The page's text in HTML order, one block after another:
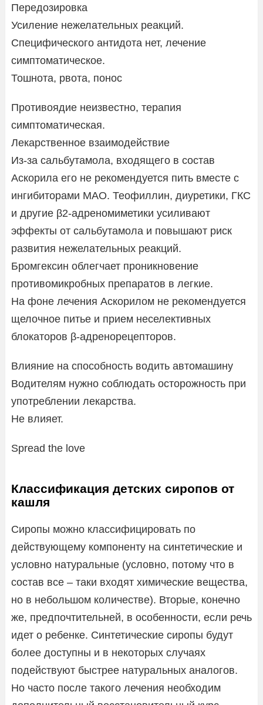
Передозировка
Усиление нежелательных реакций.
Специфического антидота нет, лечение
симптоматическое.
Тошнота, рвота, понос
Противоядие неизвестно, терапия
симптоматическая.
Лекарственное взаимодействие
Из-за сальбутамола, входящего в состав
Аскорила его не рекомендуется пить вместе с
ингибиторами МАО. Теофиллин, диуретики, ГКС
и другие β2-адреномиметики усиливают
эффекты от сальбутамола и повышают риск
развития нежелательных реакций.
Бромгексин облегчает проникновение
противомикробных препаратов в легкие.
На фоне лечения Аскорилом не рекомендуется
щелочное питье и прием неселективных
блокаторов β-адренорецепторов.
Влияние на способность водить автомашину
Водителям нужно соблюдать осторожность при
употреблении лекарства.
Не влияет.
Spread the love
Классификация детских сиропов от
кашля
Сиропы можно классифицировать по
действующему компоненту на синтетические и
условно натуральные (условно, потому что в
состав все – таки входят химические вещества,
но в небольшом количестве). Вторые, конечно
же, предпочтительней, в особенности, если речь
идет о ребенке. Синтетические сиропы будут
более доступны и в некоторых случаях
подействуют быстрее натуральных аналогов.
Но часто после такого лечения необходим